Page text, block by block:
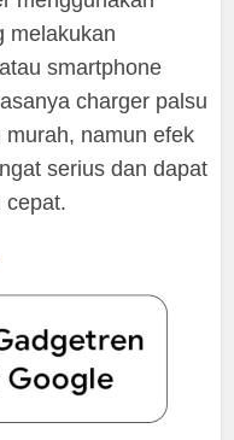
melakukan
smartphone
charger palsu
namun efek
serius dan dapat
cepat.